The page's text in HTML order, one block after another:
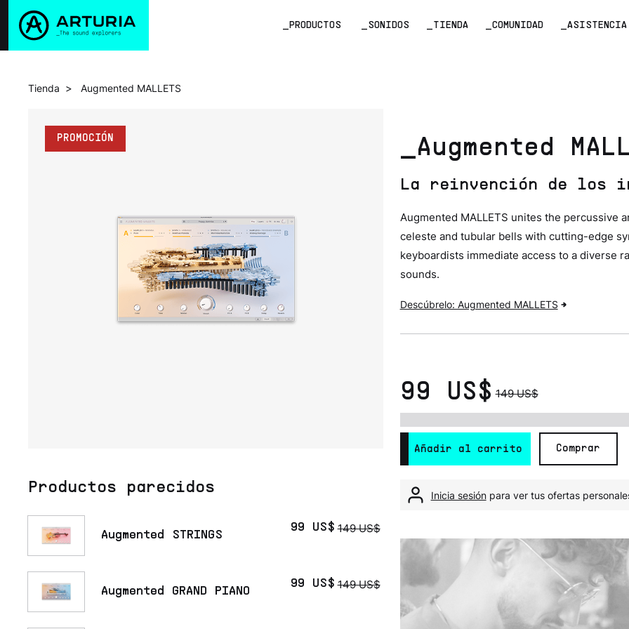
_PRODUCTOS _SONIDOS _TIENDA _COMUNIDAD _ASISTENCIA
Tienda > Augmented MALLETS
PROMOCIÓN
Productos parecidos
Augmented STRINGS
99 US$ 149 US$
Augmented GRAND PIANO
99 US$ 149 US$
_Augmented
La reinvención de los
Augmented MALLETS unites the percussive
celeste and tubular bells with cutting-edge
keyboardists immediate access to a diverse
sounds.
Descúbrelo: Augmented MALLETS
99 US$ 149 US$
Añadir al carrito Comprar
Inicia sesiónpara ver tus ofertas